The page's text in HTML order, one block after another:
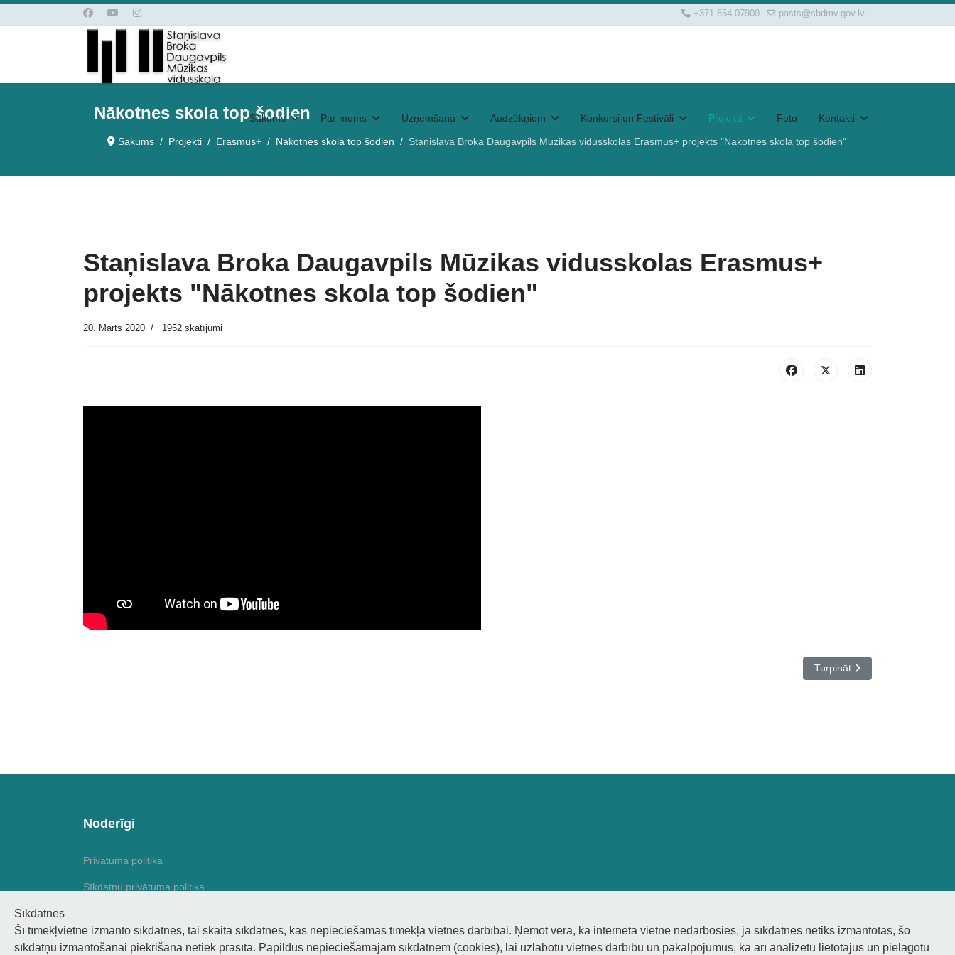
+371 654 07900 pasts@sbdmv.gov.lv
Sākums Par mums Uzņemšana Audzēkņiem Konkursi un Festivāli Projekti Foto Kontakti
Nākotnes skola top šodien
Sākums Projekti Erasmus+ Nākotnes skola top šodien Staņislava Broka Daugavpils Mūzikas vidusskolas Erasmus+ projekts "Nākotnes skola top šodien"
Staņislava Broka Daugavpils Mūzikas vidusskolas Erasmus+
projekts "Nākotnes skola top šodien"
20. Marts 2020 1952 skatījumi
Nākamais raksts: Erasmus+
Turpināt
Noderīgi
Privātuma politika
Sīkdatņu privātuma politika
Sīkdatnes
Šī tīmekļvietne izmanto sīkdatnes, tai skaitā sīkdatnes, kas nepieciešamas tīmekļa vietnes darbībai. Ņemot vērā, ka interneta vietne nedarbosies, ja sīkdatnes netiks izmantotas, šo
sīkdatņu izmantošanai piekrišana netiek prasīta. Papildus nepieciešamajām sīkdatnēm (cookies), lai uzlabotu vietnes darbību un pakalpojumus, kā arī analizētu lietotājus un pielāgotu